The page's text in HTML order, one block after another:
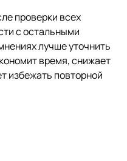
проверки всех
с остальными
лучше уточнить
время, снижает
избежать повторной